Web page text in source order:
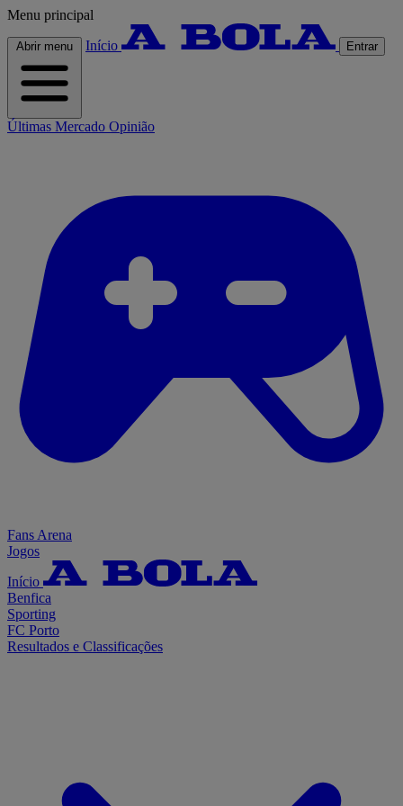
Menu principal
Abrir menu Início Entrar
Últimas Mercado Opinião
Fans Arena
Jogos
Início
Benfica
Sporting
FC Porto
Resultados e Classificações